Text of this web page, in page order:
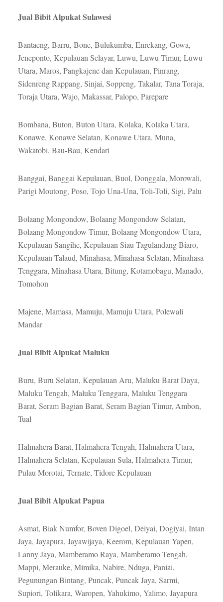
Jual Bibit Alpukat Sulawesi
Bantaeng, Barru, Bone, Bulukumba, Enrekang, Gowa,
Jeneponto, Kepulauan Selayar, Luwu, Luwu Timur, Luwu
Utara, Maros, Pangkajene dan Kepulauan, Pinrang,
Sidenreng Rappang, Sinjai, Soppeng, Takalar, Tana Toraja,
Toraja Utara, Wajo, Makassar, Palopo, Parepare
Bombana, Buton, Buton Utara, Kolaka, Kolaka Utara,
Konawe, Konawe Selatan, Konawe Utara, Muna,
Wakatobi, Bau-Bau, Kendari
Banggai, Banggai Kepulauan, Buol, Donggala, Morowali,
Parigi Moutong, Poso, Tojo Una-Una, Toli-Toli, Sigi, Palu
Bolaang Mongondow, Bolaang Mongondow Selatan,
Bolaang Mongondow Timur, Bolaang Mongondow Utara,
Kepulauan Sangihe, Kepulauan Siau Tagulandang Biaro,
Kepulauan Talaud, Minahasa, Minahasa Selatan, Minahasa
Tenggara, Minahasa Utara, Bitung, Kotamobagu, Manado,
Tomohon
Majene, Mamasa, Mamuju, Mamuju Utara, Polewali
Mandar
Jual Bibit Alpukat Maluku
Buru, Buru Selatan, Kepulauan Aru, Maluku Barat Daya,
Maluku Tengah, Maluku Tenggara, Maluku Tenggara
Barat, Seram Bagian Barat, Seram Bagian Timur, Ambon,
Tual
Halmahera Barat, Halmahera Tengah, Halmahera Utara,
Halmahera Selatan, Kepulauan Sula, Halmahera Timur,
Pulau Morotai, Ternate, Tidore Kepulauan
Jual Bibit Alpukat Papua
Asmat, Biak Numfor, Boven Digoel, Deiyai, Dogiyai, Intan
Jaya, Jayapura, Jayawijaya, Keerom, Kepulauan Yapen,
Lanny Jaya, Mamberamo Raya, Mamberamo Tengah,
Mappi, Merauke, Mimika, Nabire, Nduga, Paniai,
Pegunungan Bintang, Puncak, Puncak Jaya, Sarmi,
Supiori, Tolikara, Waropen, Yahukimo, Yalimo, Jayapura